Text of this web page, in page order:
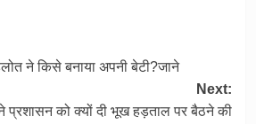
ने किसे बनाया अपनी बेटी?जाने
Next:
ने प्रशासन को क्यों दी भूख हड़ताल पर बैठने की